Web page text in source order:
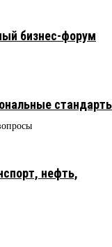
бизнес-форум
нефть,